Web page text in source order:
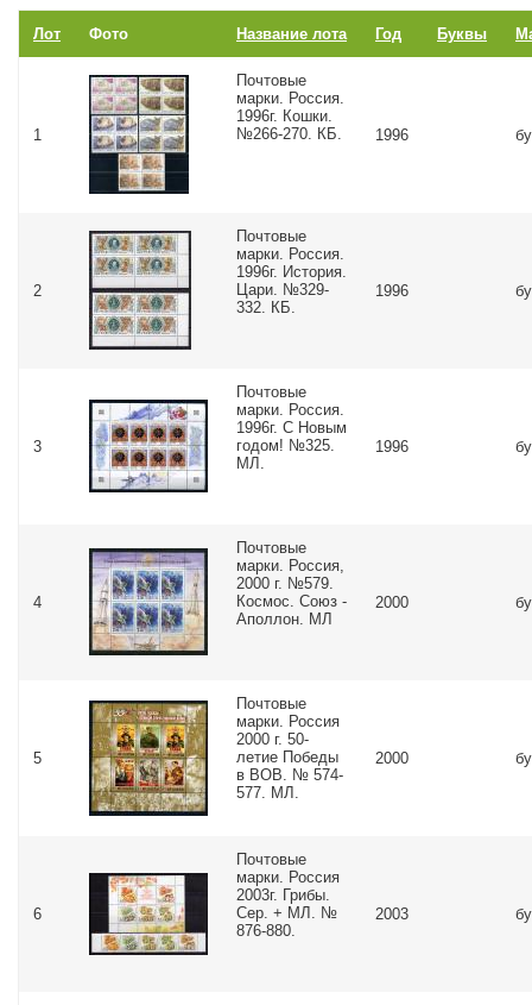
Лот Фото Название лота Год Буквы
1
Почтовые
марки. Россия.
1996г. Кошки.
№266-270. КБ.
1996
2
Почтовые
марки. Россия.
1996г. История.
Цари. №329-
332. КБ.
1996
3
Почтовые
марки. Россия.
1996г. С Новым
годом! №325.
МЛ.
1996
4
Почтовые
марки. Россия,
2000 г. №579.
Космос. Союз -
Аполлон. МЛ
2000
5
Почтовые
марки. Россия
2000 г. 50-
летие Победы
в ВОВ. № 574-
577. МЛ.
2000
6
Почтовые
марки. Россия
2003г. Грибы.
Сер. + МЛ. №
876-880.
2003